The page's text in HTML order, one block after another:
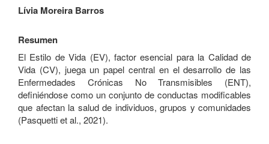
Lívia Moreira Barros
Resumen
El Estilo de Vida (EV), factor esencial para la Calidad de
Vida (CV), juega un papel central en el desarrollo de las
Enfermedades Crónicas No Transmisibles (ENT),
definiéndose como un conjunto de conductas modificables
que afectan la salud de individuos, grupos y comunidades
(Pasquetti et al., 2021).